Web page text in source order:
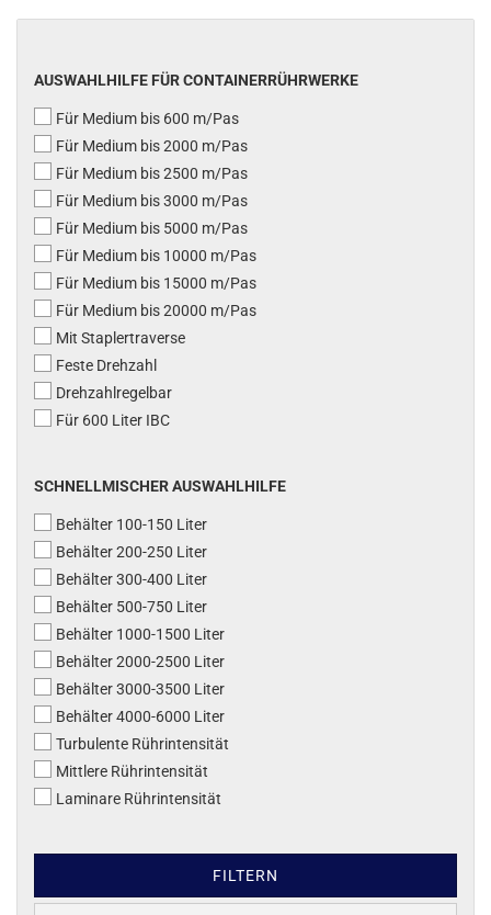
AUSWAHLHILFE FÜR CONTAINERRÜHRWERKE
Für Medium bis 600 m/Pas
Für Medium bis 2000 m/Pas
Für Medium bis 2500 m/Pas
Für Medium bis 3000 m/Pas
Für Medium bis 5000 m/Pas
Für Medium bis 10000 m/Pas
Für Medium bis 15000 m/Pas
Für Medium bis 20000 m/Pas
Mit Staplertraverse
Feste Drehzahl
Drehzahlregelbar
Für 600 Liter IBC
SCHNELLMISCHER AUSWAHLHILFE
Behälter 100-150 Liter
Behälter 200-250 Liter
Behälter 300-400 Liter
Behälter 500-750 Liter
Behälter 1000-1500 Liter
Behälter 2000-2500 Liter
Behälter 3000-3500 Liter
Behälter 4000-6000 Liter
Turbulente Rührintensität
Mittlere Rührintensität
Laminare Rührintensität
FILTERN